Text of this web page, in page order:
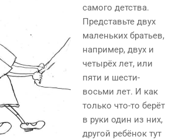
самого детства.
Представьте двух
маленьких братьев,
например, двух и
четырёх лет, или
пяти и шести-
восьми лет. И как
только что-то берёт
в руки один из них,
другой ребёнок тут